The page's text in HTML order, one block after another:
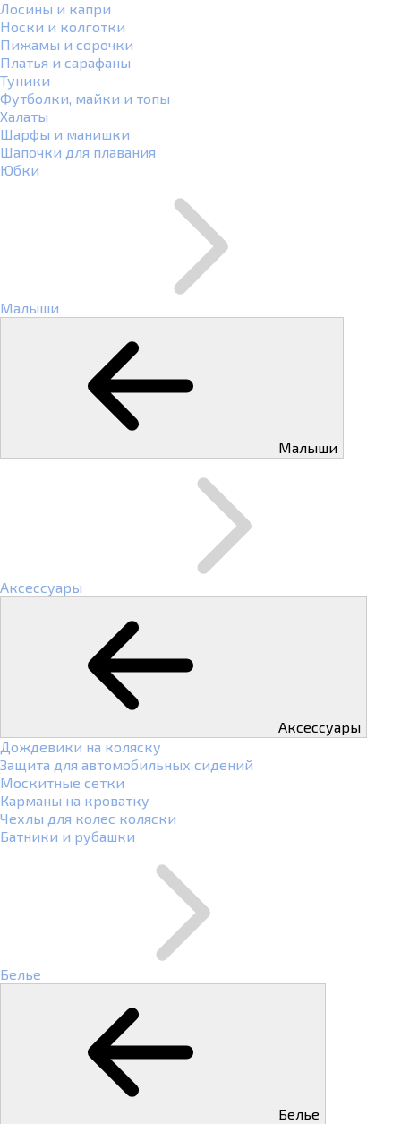
Лосины и капри
Носки и колготки
Пижамы и сорочки
Платья и сарафаны
Туники
Футболки, майки и топы
Халаты
Шарфы и манишки
Шапочки для плавания
Юбки
Малыши
Малыши
Аксессуары
Аксессуары
Дождевики на коляску
Защита для автомобильных сидений
Москитные сетки
Карманы на кроватку
Чехлы для колес коляски
Батники и рубашки
Белье
Белье